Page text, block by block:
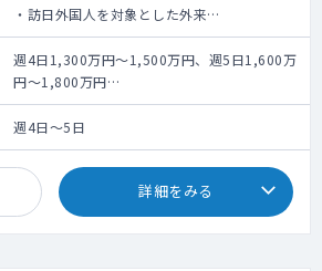
・訪日外国人を対象とした外来
・オンライン診療
・往診(状況により対応の可能性あり)
・保険診療としての一般的な総合診療
週4日1,300万円～1,500万円、週5日1,600万
円～1,800万円
※理事報酬含む。
週4日～5日
詳細をみる